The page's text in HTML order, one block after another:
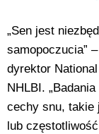
„Sen jest
samopoczucia”
dyrektor
NHLBI.
cechy snu, takie
lub